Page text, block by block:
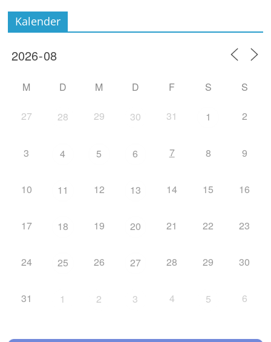
Kalender
M D M D F S S
27 28 29 30 31 1 2
3 4 5 6 7 8 9
10 11 12 13 14 15 16
17 18 19 20 21 22 23
24 25 26 27 28 29 30
31 1 2 3 4 5 6